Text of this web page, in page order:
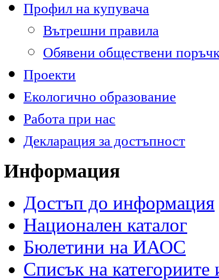
Профил на купувача
Вътрешни правила
Обявени обществени
Проекти
Екологично образование
Работа при нас
Декларация за достъпност
Информация
Достъп до информация
Национален каталог
Бюлетини на ИАОС
Списък на